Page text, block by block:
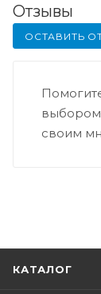
Отзывы
ОСТАВИТЬ
выбором
своим
КАТАЛОГ